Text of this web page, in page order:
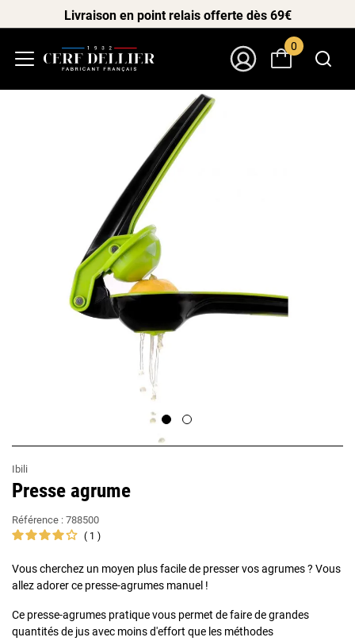
Livraison en point relais offerte dès 69€
0
Ibili
Presse agrume
Référence : 788500
1
Vous cherchez un moyen plus facile de presser vos agrumes ? Vous
allez adorer ce presse-agrumes manuel !
Ce presse-agrumes pratique vous permet de faire de grandes
quantités de jus avec moins d'effort que les méthodes